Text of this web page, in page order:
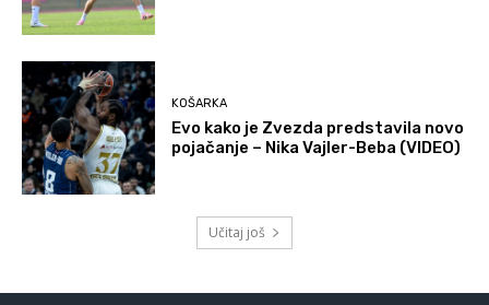
KOŠARKA
Evo kako je Zvezda predstavila novo
pojačanje – Nika Vajler-Beba (VIDEO)
Učitaj još